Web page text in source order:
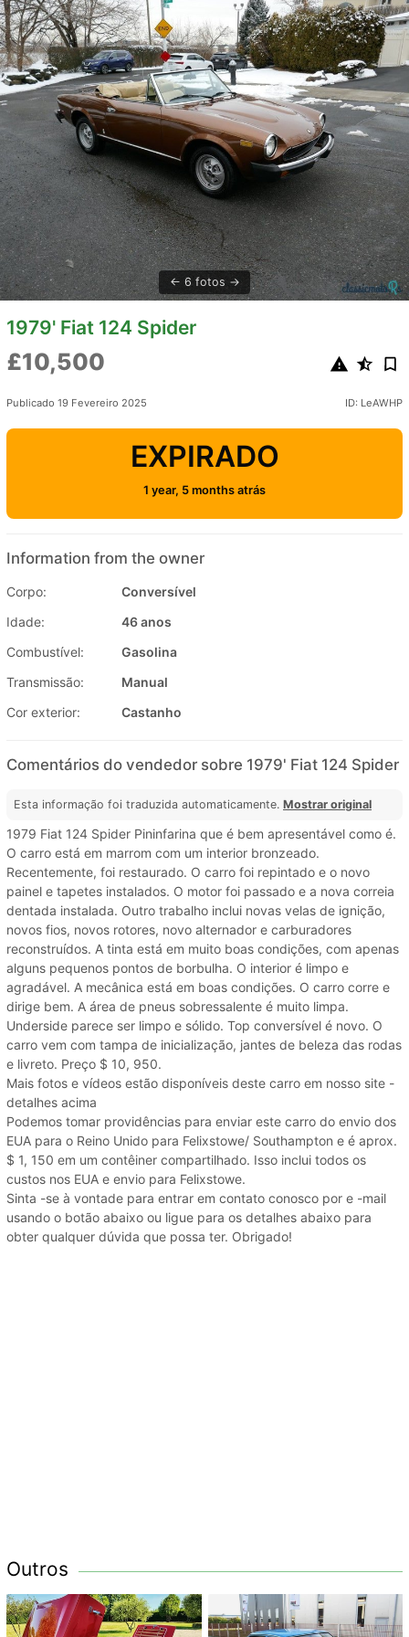
6 fotos
1979' Fiat 124 Spider
£10,500
Publicado 19 Fevereiro 2025 ID: LeAWHP
EXPIRADO
1 year, 5 months atrás
Information from the owner
Corpo:
Conversível
Idade:
46 anos
Combustível:
Gasolina
Transmissão:
Manual
Cor exterior:
Castanho
Comentários do vendedor sobre 1979' Fiat 124 Spider
Esta informação foi traduzida automaticamente. Mostrar original
1979 Fiat 124 Spider Pininfarina que é bem apresentável como é.
O carro está em marrom com um interior bronzeado.
Recentemente, foi restaurado. O carro foi repintado e o novo
painel e tapetes instalados. O motor foi passado e a nova correia
dentada instalada. Outro trabalho inclui novas velas de ignição,
novos fios, novos rotores, novo alternador e carburadores
reconstruídos. A tinta está em muito boas condições, com apenas
alguns pequenos pontos de borbulha. O interior é limpo e
agradável. A mecânica está em boas condições. O carro corre e
dirige bem. A área de pneus sobressalente é muito limpa.
Underside parece ser limpo e sólido. Top conversível é novo. O
carro vem com tampa de inicialização, jantes de beleza das rodas
e livreto. Preço $ 10, 950.
Mais fotos e vídeos estão disponíveis deste carro em nosso site -
detalhes acima
Podemos tomar providências para enviar este carro do envio dos
EUA para o Reino Unido para Felixstowe/ Southampton e é aprox.
$ 1, 150 em um contêiner compartilhado. Isso inclui todos os
custos nos EUA e envio para Felixstowe.
Sinta -se à vontade para entrar em contato conosco por e -mail
usando o botão abaixo ou ligue para os detalhes abaixo para
obter qualquer dúvida que possa ter. Obrigado!
Outros